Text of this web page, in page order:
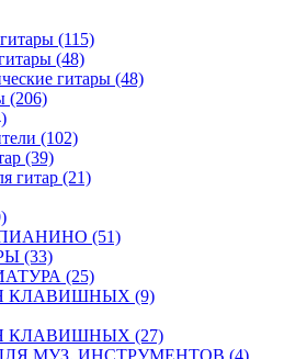
(115)
(48)
гитары (48)
(206)
(102)
(39)
гитар (21)
(51)
(33)
(25)
КЛАВИШНЫХ (9)
КЛАВИШНЫХ (27)
МУЗ. ИНСТРУМЕНТОВ (4)